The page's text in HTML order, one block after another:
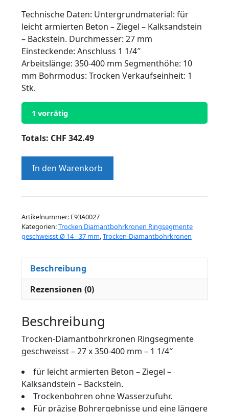
Technische Daten: Untergrundmaterial: für
leicht armierten Beton – Ziegel – Kalksandstein
– Backstein. Durchmesser: 27 mm
Einsteckende: Anschluss 1 1/4″
Arbeitslänge: 350-400 mm Segmenthöhe: 10
mm Bohrmodus: Trocken Verkaufseinheit: 1
Stk.
1 vorrätig
Totals: CHF 342.49
Diamantbohrkronen
geschweisst
27
x
mm
Menge
In den Warenkorb
Artikelnummer: E93A0027
Kategorien:Trocken Diamantbohrkronen Ringsegmente
geschweisst Ø 14 - 37 mm,Trocken-Diamantbohrkronen
Beschreibung
Rezensionen (0)
Beschreibung
Trocken-Diamantbohrkronen Ringsegmente
geschweisst – 27 x 350-400 mm – 1 1/4″
für leicht armierten Beton – Ziegel –
Kalksandstein – Backstein.
Trockenbohren ohne Wasserzufuhr.
Für präzise Bohrergebnisse und eine längere